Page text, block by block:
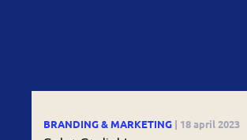
BRANDING & MARKETING | 18 april 2023